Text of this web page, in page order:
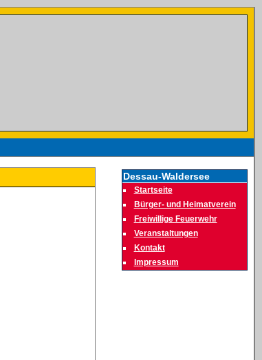
Dessau-Waldersee
Startseite
Bürger- und Heimatverein
Freiwillige Feuerwehr
Veranstaltungen
Kontakt
Impressum